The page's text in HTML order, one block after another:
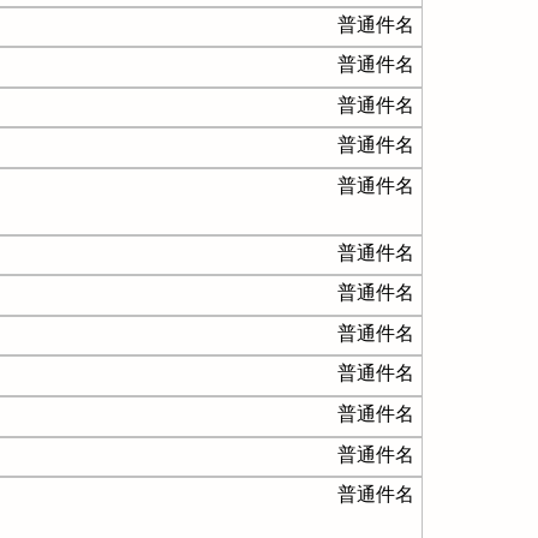
普通件名
普通件名
普通件名
普通件名
普通件名
普通件名
普通件名
普通件名
普通件名
普通件名
普通件名
普通件名